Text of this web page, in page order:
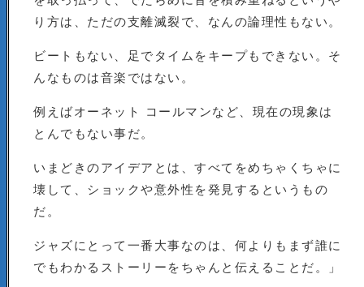
り方は、ただの支離滅裂で、なんの論理性もない。
ビートもない、足でタイムをキープもできない。そ
んなものは音楽ではない。
例えばオーネット コールマンなど、現在の現象は
とんでもない事だ。
いまどきのアイデアとは、すべてをめちゃくちゃに
壊して、ショックや意外性を発見するというもの
だ。
ジャズにとって一番大事なのは、何よりもまず誰に
でもわかるストーリーをちゃんと伝えることだ。」